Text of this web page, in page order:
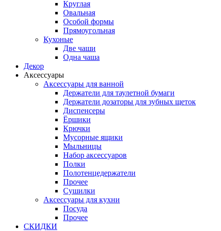
Круглая
Овальная
Особой формы
Прямоугольная
Кухоные
Две чаши
Одна чаша
Декор
Аксессуары
Аксессуары для ванной
Держатели для таулетной бумаги
Держатели дозаторы для зубных щеток
Диспенсеры
Ёршики
Крючки
Мусорные ящики
Мыльницы
Набор аксессуаров
Полки
Полотенцедержатели
Прочее
Сушилки
Аксессуары для кухни
Посуда
Прочее
СКИДКИ